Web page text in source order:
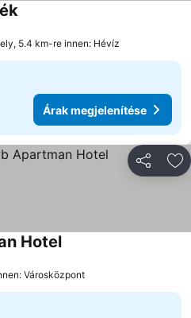
Árak megjelenítése
5.4 km-re innen: Hévíz
Árak megjelenítése
HotelÁrak megjelenítése
Városközpont